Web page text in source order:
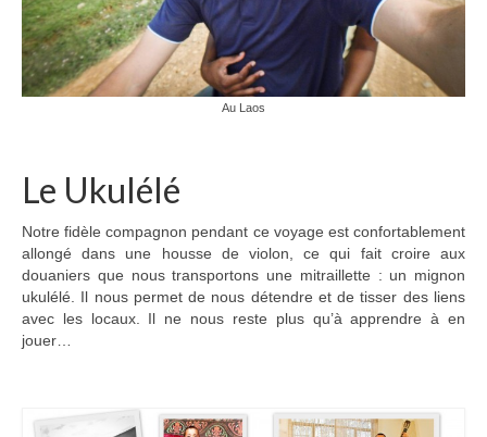
Guatemala
Inde
Les coulisses
The Tour du monde
The Team
Au Laos
Le Ukulélé
Notre fidèle compagnon pendant ce voyage est confortablement
allongé dans une housse de violon, ce qui fait croire aux
douaniers que nous transportons une mitraillette : un mignon
ukulélé. Il nous permet de nous détendre et de tisser des liens
avec les locaux. Il ne nous reste plus qu’à apprendre à en
jouer…